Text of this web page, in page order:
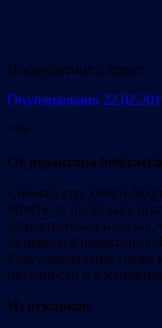
Продолжение следует
Опубликовано
***
От редактора
Снимки стр. книги
читать. А поскольку
общественных началах,
заниматься редактору
Будут добавлены также
неточности в
Из откликов: